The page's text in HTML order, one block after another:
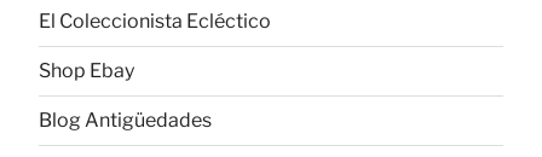
El Coleccionista Ecléctico
Shop Ebay
Blog Antigüedades